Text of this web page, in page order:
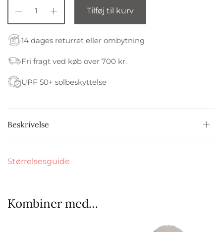
Tilføj til kurv
14 dages returret eller ombytning
Fri fragt ved køb over 700 kr.
UPF 50+ solbeskyttelse
Beskrivelse
Størrelsesguide
Kombiner med…